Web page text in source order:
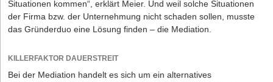
Situationen kommen“, erklärt Meier. Und weil solche Situationen
der Firma bzw. der Unternehmung nicht schaden sollen, musste
das Gründerduo eine Lösung finden – die Mediation.
KILLERFAKTOR DAUERSTREIT
Bei der Mediation handelt es sich um ein alternatives